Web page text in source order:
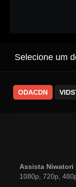
Selecione um
ODACDN
Assista Niwatori
1080p, 720p,